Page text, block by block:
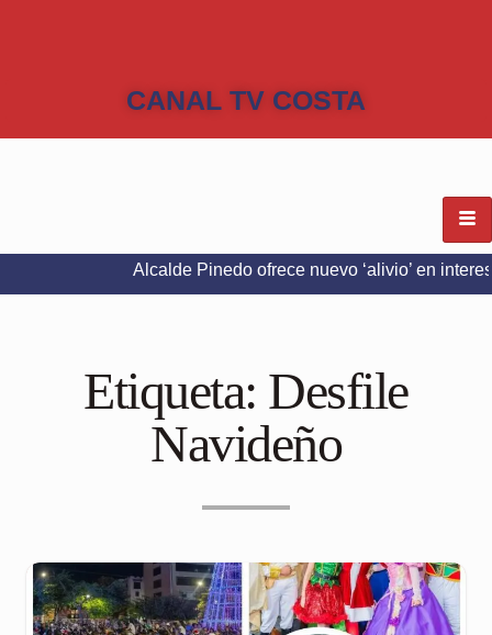
CANAL TV COSTA
Alcalde Pinedo ofrece nuevo ‘alivio’ en intereses del
Etiqueta: Desfile
Navideño